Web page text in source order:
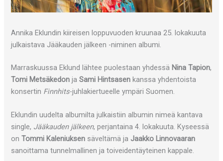
Annika Eklundin kiireisen loppuvuoden kruunaa 25. lokakuuta
julkaistava Jääkauden jälkeen -niminen albumi.
Marraskuussa Eklund lähtee puolestaan yhdessä Nina Tapion,
Tomi Metsäkedon jaSami Hintsasen kanssa yhdentoista
konsertin Finnhits-juhlakiertueelle ympäri Suomen.
Eklundin uudelta albumilta julkaistiin albumin nimeä kantava
single, Jääkauden jälkeen, perjantaina 4. lokakuuta. Kyseessä
onTommi Kaleniuksen säveltämä ja Jaakko Linnovaaran
sanoittama tunnelmallinen ja toiveidentäyteinen kappale.